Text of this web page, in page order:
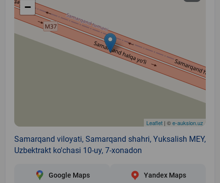
−
Leaflet | ©e-auksion.uz
Samarqand viloyati, Samarqand shahri, Yuksalish MEY,
Uzbektrakt ko'chasi 10-uy, 7-xonadon
Google Maps Yandex Maps